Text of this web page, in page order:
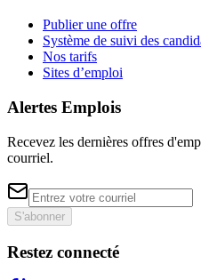
Publier une offre
Système de suivi des
Nos tarifs
Sites d’emploi
Alertes Emplois
Recevez les dernières offres
courriel.
S'abonner
Restez connecté